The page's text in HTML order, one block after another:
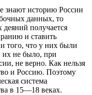
знают историю России
данных, то
деяний получается
и ставить
того, что у них были
их не было, при
не верно. Как нельзя
и Россию. Поэтому
система
в 15—18 веках.